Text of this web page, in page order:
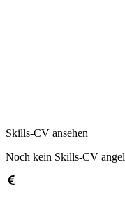
Skills-CV ansehen
Noch kein Skills-CV